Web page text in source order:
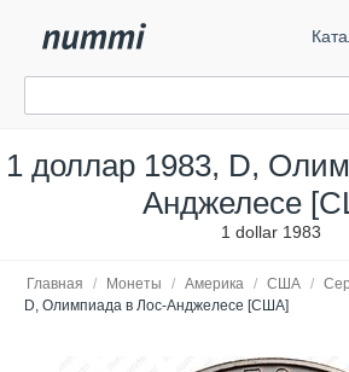
1 доллар 1983, D,
Анджелесе
1 dollar 1983
Главная / Монеты / Америка / США /
D, Олимпиада в Лос-Анджелесе [США]